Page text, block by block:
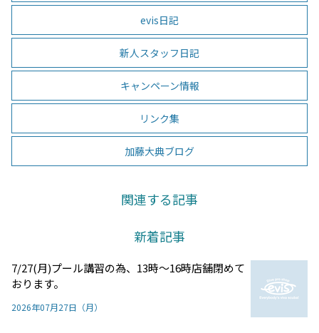
evis日記
新人スタッフ日記
キャンペーン情報
リンク集
加藤大典ブログ
関連する記事
新着記事
7/27(月)プール講習の為、13時～16時店舗閉めて
おります。
2026年07月27日（月）